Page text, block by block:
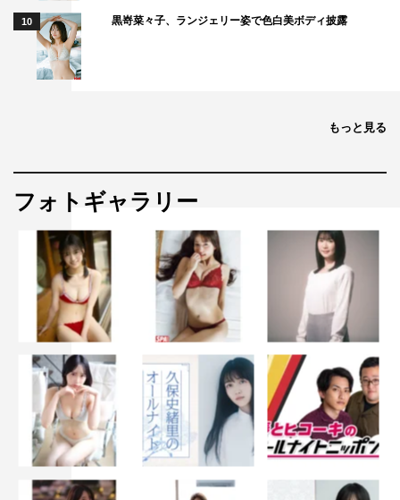
10 黒嵜菜々子、ランジェリー姿で色白美ボディ披露
もっと見る
フォトギャラリー